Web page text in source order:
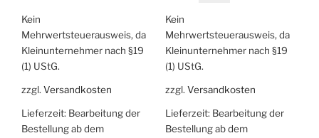
Kein
Mehrwertsteuerausweis, da
Kleinunternehmer nach §19
(1) UStG.
zzgl. Versandkosten
Lieferzeit: Bearbeitung der
Bestellung ab dem
9,97 €
Kein
Mehrwertsteuerausweis, da
Kleinunternehmer nach §19
(1) UStG.
zzgl. Versandkosten
Lieferzeit: Bearbeitung der
Bestellung ab dem